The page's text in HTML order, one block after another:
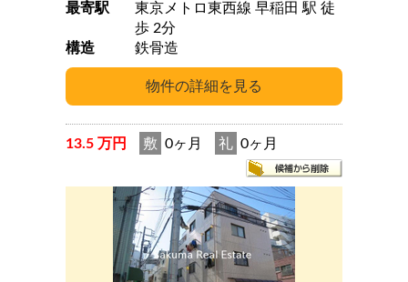
最寄駅
東京メトロ東西線 早稲田 駅 徒
歩 2分
構造
鉄骨造
13.5 万円 敷 0ヶ月 礼 0ヶ月